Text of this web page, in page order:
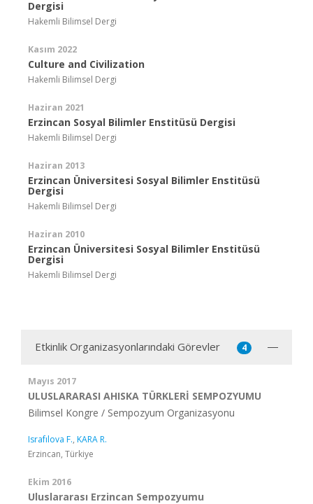
Dergisi
Hakemli Bilimsel Dergi
Kasım 2022
Culture and Civilization
Hakemli Bilimsel Dergi
Haziran 2021
Erzincan Sosyal Bilimler Enstitüsü Dergisi
Hakemli Bilimsel Dergi
Haziran 2013
Erzincan Üniversitesi Sosyal Bilimler Enstitüsü
Dergisi
Hakemli Bilimsel Dergi
Haziran 2010
Erzincan Üniversitesi Sosyal Bilimler Enstitüsü
Dergisi
Hakemli Bilimsel Dergi
Etkinlik Organizasyonlarındaki Görevler 4
Mayıs 2017
ULUSLARARASI AHISKA TÜRKLERİ SEMPOZYUMU
Bilimsel Kongre / Sempozyum Organizasyonu
Israfılova F., KARA R.
Erzincan, Türkiye
Ekim 2016
Uluslararası Erzincan Sempozyumu